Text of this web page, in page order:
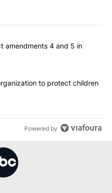
commented articles in the last
voters reject amendments 4
amendments 4 and 5 in
starting organization to
to protect children
Powered by